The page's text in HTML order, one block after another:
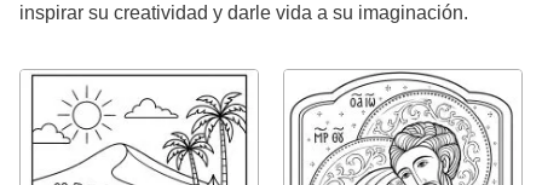
inspirar su creatividad y darle vida a su imaginación.